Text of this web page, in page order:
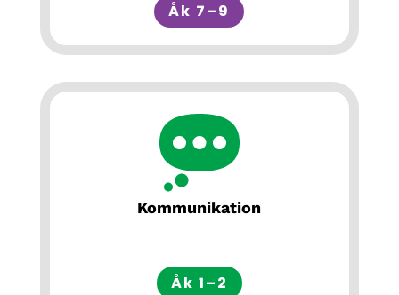
Åk 7–9
Kommunikation
Åk 1–2